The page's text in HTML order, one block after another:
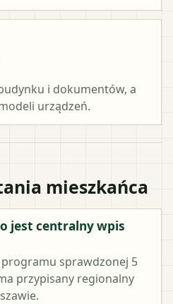
i dokumentów, a
urządzeń.
mieszkańca
jest centralny wpis
sprawdzonej 5
przypisany regionalny